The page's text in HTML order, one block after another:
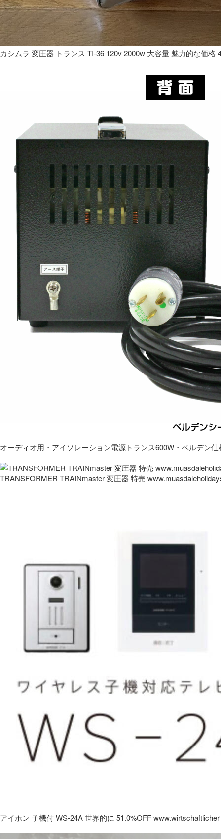
カシムラ 変圧器 トランス TI-36 120v 2000w 大容量 魅力的な価格
オーディオ用・アイソレーション電源トランス600W・ベルデン仕
TRANSFORMER TRAINmaster 変圧器 特売
アイホン 子機付 WS-24A 世界的に 51.0%OFF www.wirtschaftlicher